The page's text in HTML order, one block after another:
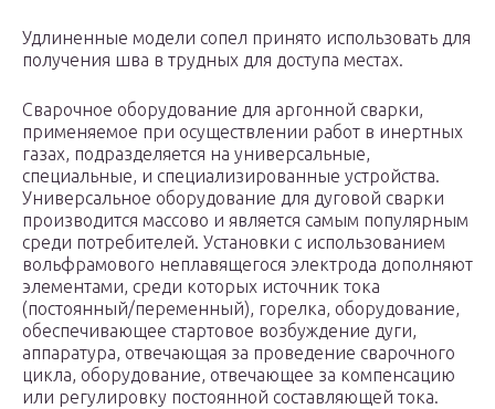
Удлиненные модели сопел принято использовать для
получения шва в трудных для доступа местах.
Сварочное оборудование для аргонной сварки,
применяемое при осуществлении работ в инертных
газах, подразделяется на универсальные,
специальные, и специализированные устройства.
Универсальное оборудование для дуговой сварки
производится массово и является самым популярным
среди потребителей. Установки с использованием
вольфрамового неплавящегося электрода дополняют
элементами, среди которых источник тока
(постоянный/переменный), горелка, оборудование,
обеспечивающее стартовое возбуждение дуги,
аппаратура, отвечающая за проведение сварочного
цикла, оборудование, отвечающее за компенсацию
или регулировку постоянной составляющей тока.